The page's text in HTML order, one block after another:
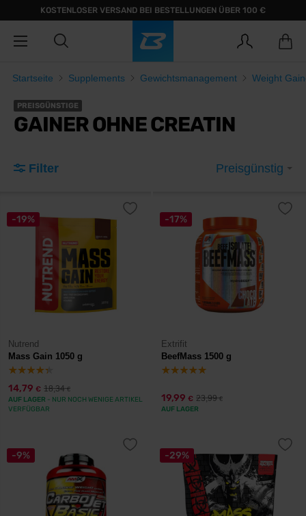
KOSTENLOSER VERSAND BEI BESTELLUNGEN ÜBER 100 €
Startseite Supplements Gewichtsmanagement Weight
PREISGÜNSTIGE
GAINER OHNE CREATIN
Filter Preisgünstig
-19%
Nutrend
Mass Gain 1050 g
14,79 € 18,34€
AUF LAGER - NUR NOCH WENIGE ARTIKEL
VERFÜGBAR
-17%
Extrifit
BeefMass 1500 g
19,99 € 23,99€
AUF LAGER
-9% -29%